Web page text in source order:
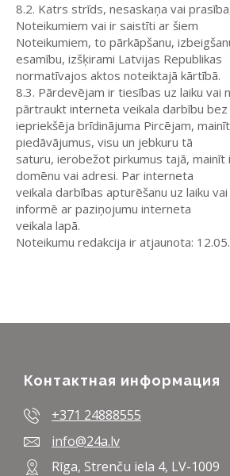
8.2. Katrs strīds, nesaskaņa vai
Noteikumiem vai ir saistīti ar šiem
Noteikumiem, to pārkāpšanu,
esamību, izšķirami Latvijas Republikas
normatīvajos aktos noteiktajā kārtībā.
8.3. Pārdevējam ir tiesības uz laiku vai
pārtraukt interneta veikala darbību bez
iepriekšēja brīdinājuma Pircējam,
piedāvājumus, visu un jebkuru tā
saturu, ierobežot pirkumus tajā, mainīt
domēnu vai adresi. Par interneta
veikala darbības apturēšanu uz laiku
informē ar paziņojumu interneta
veikala lapā.
Noteikumu redakcija ir atjaunota:
Контактная информация
+371 24888555
info@24a.lv
Rīga, Strenču iela 4, LV-1009